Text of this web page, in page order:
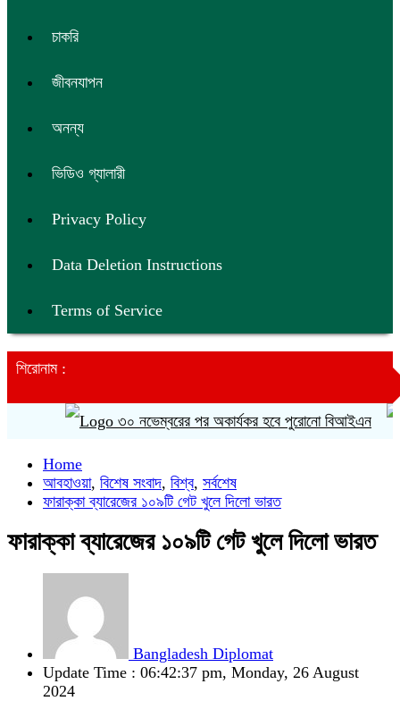
চাকরি
জীবনযাপন
অনন্য
ভিডিও গ্যালারী
Privacy Policy
Data Deletion Instructions
Terms of Service
শিরোনাম :
৩০ নভেম্বরের পর অকার্যকর হবে পুরোনো বিআইএন
Home
আবহাওয়া, বিশেষ সংবাদ, বিশ্ব, সর্বশেষ
ফারাক্কা ব্যারেজের ১০৯টি গেট খুলে দিলো ভারত
ফারাক্কা ব্যারেজের ১০৯টি গেট খুলে দিলো ভারত
Bangladesh Diplomat
Update Time : 06:42:37 pm, Monday, 26 August
2024